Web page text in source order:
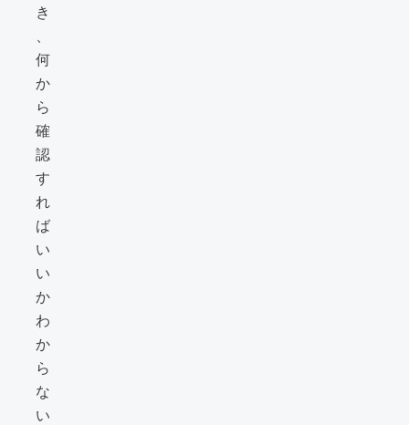
き
何
か
ら
確
認
す
れ
ば
い
い
か
わ
か
ら
な
い